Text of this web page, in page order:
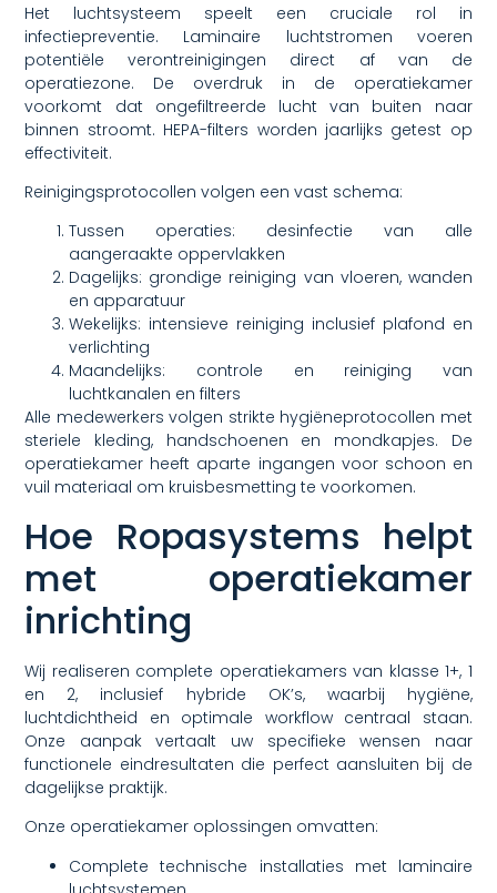
Het luchtsysteem speelt een cruciale rol in
infectiepreventie. Laminaire luchtstromen voeren
potentiële verontreinigingen direct af van de
operatiezone. De overdruk in de operatiekamer
voorkomt dat ongefiltreerde lucht van buiten naar
binnen stroomt. HEPA-filters worden jaarlijks getest op
effectiviteit.
Reinigingsprotocollen volgen een vast schema:
Tussen operaties: desinfectie van alle
aangeraakte oppervlakken
Dagelijks: grondige reiniging van vloeren, wanden
en apparatuur
Wekelijks: intensieve reiniging inclusief plafond en
verlichting
Maandelijks: controle en reiniging van
luchtkanalen en filters
Alle medewerkers volgen strikte hygiëneprotocollen met
steriele kleding, handschoenen en mondkapjes. De
operatiekamer heeft aparte ingangen voor schoon en
vuil materiaal om kruisbesmetting te voorkomen.
Hoe Ropasystems helpt
met operatiekamer
inrichting
Wij realiseren complete operatiekamers van klasse 1+, 1
en 2, inclusief hybride OK’s, waarbij hygiëne,
luchtdichtheid en optimale workflow centraal staan.
Onze aanpak vertaalt uw specifieke wensen naar
functionele eindresultaten die perfect aansluiten bij de
dagelijkse praktijk.
Onze operatiekamer oplossingen omvatten:
Complete technische installaties met laminaire